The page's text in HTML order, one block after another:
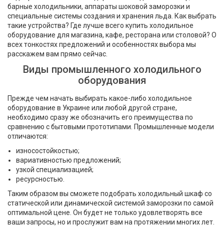
барные холодильники, аппараты шоковой заморозки и
специальные системы создания и хранения льда. Как выбрать
такие устройства? Где лучше всего купить холодильное
оборудование для магазина, кафе, ресторана или столовой? О
всех тонкостях предложений и особенностях выбора мы
расскажем вам прямо сейчас.
Виды промышленного холодильного
оборудования
Прежде чем начать выбирать какое-либо холодильное
оборудование в Украине или любой другой стране,
необходимо сразу же обозначить его преимущества по
сравнению с бытовыми прототипами. Промышленные модели
отличаются:
износостойкостью;
вариативностью предложений;
узкой специализацией;
ресурсностью.
Таким образом вы сможете подобрать холодильный шкаф со
статической или динамической системой заморозки по самой
оптимальной цене. Он будет не только удовлетворять все
ваши запросы, но и прослужит вам на протяжении многих лет.